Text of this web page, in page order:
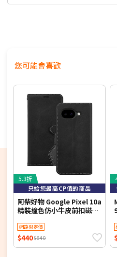
．側邊多卡夾設計，方便實用
準。
※提醒您打開包裹時請錄影，
※鑑賞期非試用期，商品需在
還原狀態下才接受退貨。如退
件，會依個案退貨商品狀況向
您可能會喜歡
5.3折
只給您最高CP值的商品
阿柴好物 Google Pixel 10a
精裝撞色仿小牛皮前扣磁吸
網路限定價
$440$840